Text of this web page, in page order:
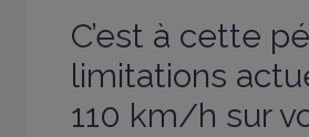
C’est à cette
limitations
110 km/h sur